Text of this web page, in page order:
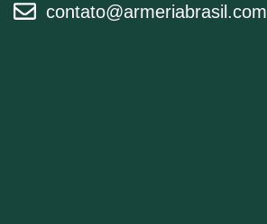
contato@armeriabrasil.com